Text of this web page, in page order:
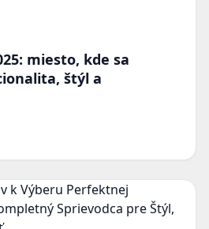
miesto, kde sa
štýl a